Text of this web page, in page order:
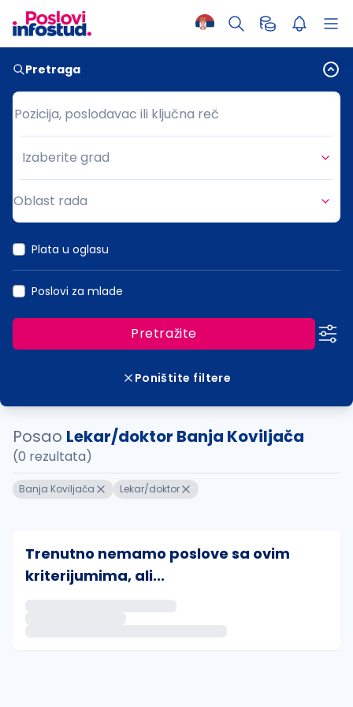
Pretraga
Pozicija, poslodavac ili ključna reč
Pozicija, poslodavac ili ključna reč
Grad
Izaberite grad
Oblast rada
Plata u oglasu
Poslovi za mlade
Pretražite
Poništite filtere
Posao Lekar/doktor Banja Koviljača
(0 rezultata)
Banja Koviljača Lekar/doktor
Trenutno nemamo poslove sa ovim
kriterijumima, ali...